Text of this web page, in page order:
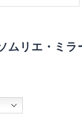
ムリエ・ミラ